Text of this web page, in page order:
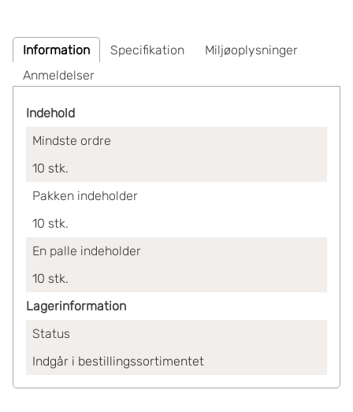
Information Specifikation
Miljøoplysninger
Anmeldelser
Indehold
Mindste ordre
10 stk.
Pakken indeholder
10 stk.
En palle indeholder
10 stk.
Lagerinformation
Status
Indgår i bestillingssortimentet